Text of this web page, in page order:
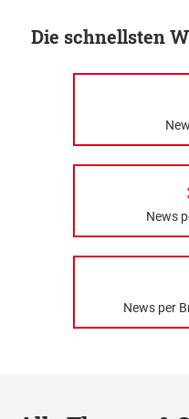
Die schnellsten
News
News per